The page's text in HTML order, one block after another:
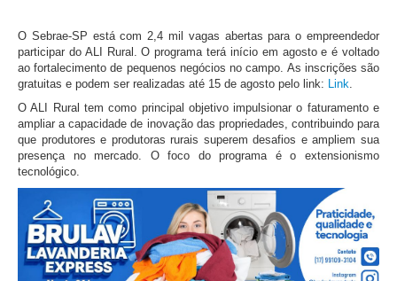
O Sebrae-SP está com 2,4 mil vagas abertas para o empreendedor
participar do ALI Rural. O programa terá início em agosto e é voltado
ao fortalecimento de pequenos negócios no campo. As inscrições são
gratuitas e podem ser realizadas até 15 de agosto pelo link: Link
O ALI Rural tem como principal objetivo impulsionar o faturamento e
ampliar a capacidade de inovação das propriedades, contribuindo para
que produtores e produtoras rurais superem desafios e ampliem sua
presença no mercado. O foco do programa é o extensionismo
tecnológico.